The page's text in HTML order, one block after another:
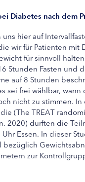
Diabetes nach dem
hier auf
wir für Patienten mit
für sinnvoll
Stunden Fasten und
auf 8 Stunden
sei frei wählbar, wann
nicht zu stimmen. In
(The TREAT
2020) durften die
Essen. In dieser
bezüglich
zur